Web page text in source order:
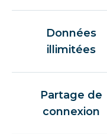
Données
illimitées
Partage de
connexion